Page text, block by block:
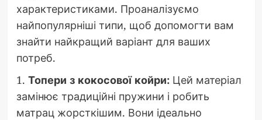
характеристиками. Проаналізуємо
найпопулярніші типи, щоб допомогти вам
знайти найкращий варіант для ваших
потреб.
1. Топери з кокосової койри:Цей матеріал
замінює традиційні пружини і робить
матрац жорсткішим. Вони ідеально